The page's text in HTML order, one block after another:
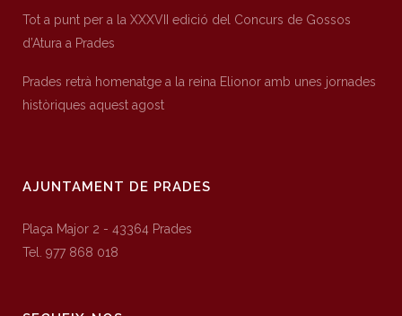
Tot a punt per a la XXXVII edició del Concurs de Gossos
d’Atura a Prades
Prades retrà homenatge a la reina Elionor amb unes jornades
històriques aquest agost
AJUNTAMENT DE PRADES
Plaça Major 2 - 43364 Prades
Tel. 977 868 018